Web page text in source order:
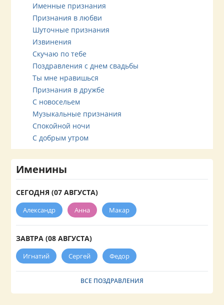
Именные признания
Признания в любви
Шуточные признания
Извинения
Скучаю по тебе
Поздравления с днем свадьбы
Ты мне нравишься
Признания в дружбе
С новосельем
Музыкальные признания
Спокойной ночи
С добрым утром
Именины
СЕГОДНЯ (07 АВГУСТА)
Александр Анна Макар
ЗАВТРА (08 АВГУСТА)
Игнатий Сергей Федор
ВСЕ ПОЗДРАВЛЕНИЯ